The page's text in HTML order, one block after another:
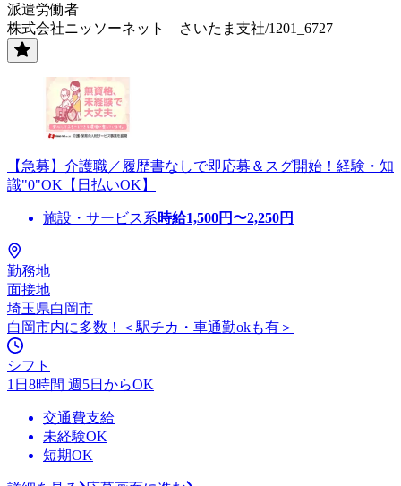
派遣労働者
株式会社ニッソーネット さいたま支社/1201_6727
【急募】介護職／履歴書なしで即応募＆スグ開始！経験・知
識"0"OK【日払いOK】
施設・サービス系時給1,500円〜2,250円
勤務地
面接地
埼玉県白岡市
白岡市内に多数！＜駅チカ・車通勤okも有＞
シフト
1日8時間 週5日からOK
交通費支給
未経験OK
短期OK